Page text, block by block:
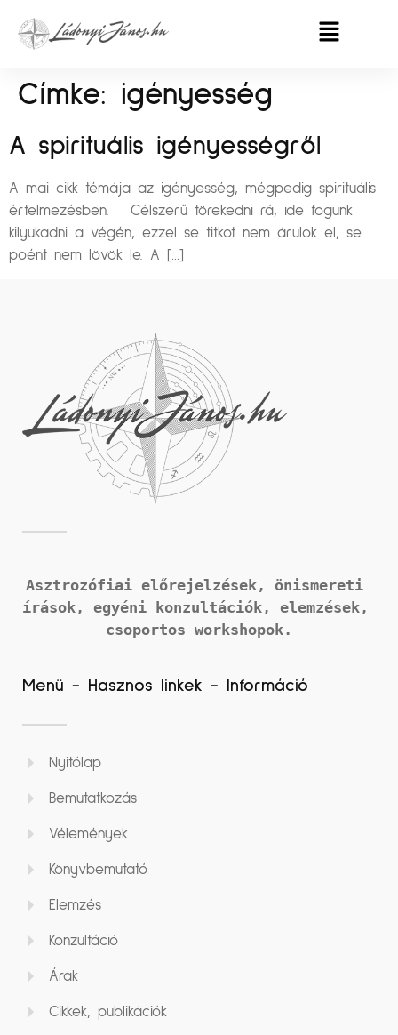
Címke: igényesség
A spirituális igényességről
A mai cikk témája az igényesség, mégpedig spirituális
értelmezésben. Célszerű törekedni rá, ide fogunk
kilyukadni a végén, ezzel se titkot nem árulok el, se
poént nem lövök le. A […]
Asztrozófiai előrejelzések, önismereti
írások,
csoportos workshopok.
Menü - Hasznos linkek - Információ
Nyitólap
Bemutatkozás
Vélemények
Könyvbemutató
Elemzés
Konzultáció
Árak
Cikkek, publikációk